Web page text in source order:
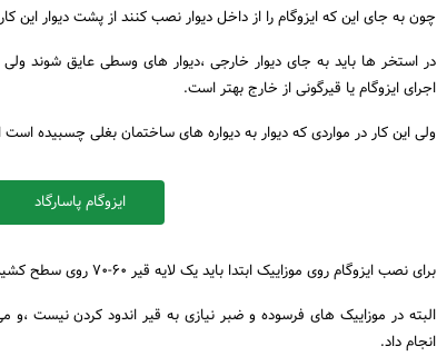
چون به جای این که ایزوگام را از داخل دیوار نصب کنند از پشت دیوار این
در استخر ها باید به جای دیوار خارجی ،دیوار های وسطی عایق شوند ولی
اجرای ایزوگام یا قیرگونی از خارج بهتر است.
ولی این کار در مواردی که دیوار به دیواره های ساختمان بغلی چسبیده
ایزوگام پاسارگاد
برای نصب ایزوگام روی موزاییک ابتدا باید یک لایه قیر ۶۰-۷۰ روی سطح کشید.
البته در موزاییک های فرسوده و ضبر نیازی به قیر اندود کردن نیست ،و
انجام داد.